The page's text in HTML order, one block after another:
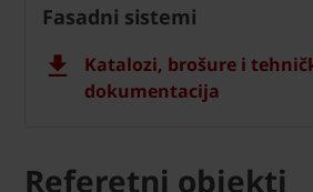
Fasadni sistemi
Katalozi, brošure i
dokumentacija
Referetni objekti